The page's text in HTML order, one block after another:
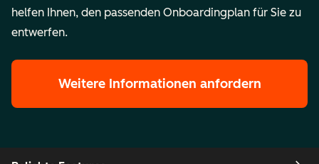
helfen Ihnen, den passenden Onboardingplan für Sie zu
entwerfen.
Weitere Informationen anfordern